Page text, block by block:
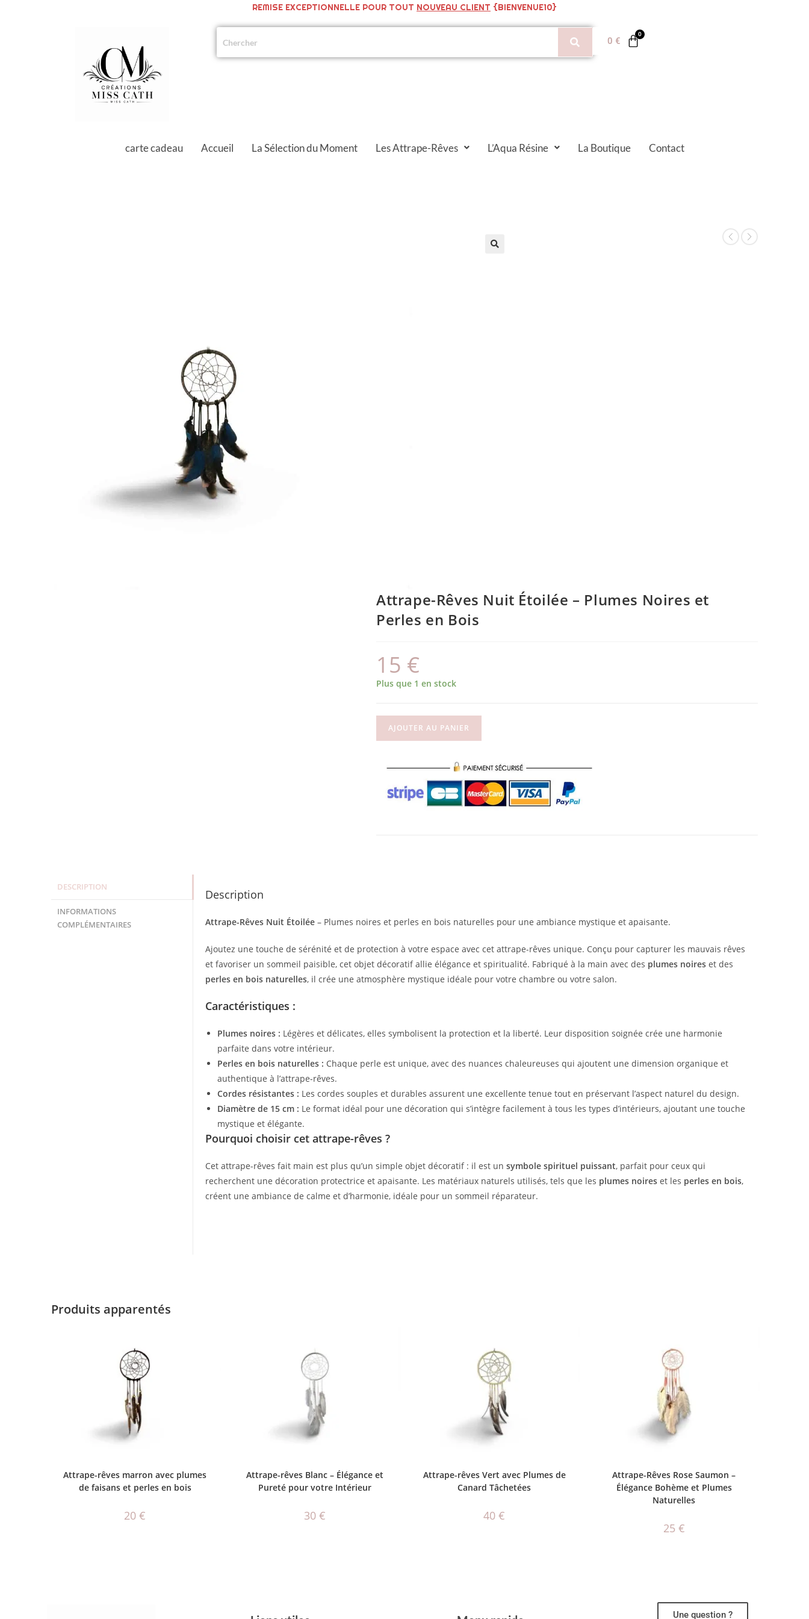
REMISE EXCEPTIONNELLE POUR TOUT NOUVEAU CLIENT {BIENVENUE10}
0 €
carte cadeau Accueil La Sélection du Moment Les Attrape-Rêves L’Aqua Résine La Boutique Contact
Attrape-Rêves Nuit Étoilée – Plumes Noires et
Perles en Bois
15 €
Plus que 1 en stock
AJOUTER AU PANIER
DESCRIPTION
INFORMATIONS
COMPLÉMENTAIRES
Description
Attrape-Rêves Nuit Étoilée– Plumes noires et perles en bois naturelles pour une ambiance mystique et apaisante.
Ajoutez une touche de sérénité et de protection à votre espace avec cet attrape-rêves unique. Conçu pour capturer les mauvais rêves
et favoriser un sommeil paisible, cet objet décoratif allie élégance et spiritualité. Fabriqué à la main avec des plumes noireset des
perles en bois naturelles, il crée une atmosphère mystique idéale pour votre chambre ou votre salon.
Caractéristiques :
Plumes noires : Légères et délicates, elles symbolisent la protection et la liberté. Leur disposition soignée crée une harmonie
parfaite dans votre intérieur.
Perles en bois naturelles : Chaque perle est unique, avec des nuances chaleureuses qui ajoutent une dimension organique et
authentique à l’attrape-rêves.
Cordes résistantes : Les cordes souples et durables assurent une excellente tenue tout en préservant l’aspect naturel du design.
Diamètre de 15 cm : Le format idéal pour une décoration qui s’intègre facilement à tous les types d’intérieurs, ajoutant une touche
mystique et élégante.
Pourquoi choisir cet attrape-rêves ?
Cet attrape-rêves fait main est plus qu’un simple objet décoratif : il est un symbole spirituel puissant, parfait pour ceux qui
recherchent une décoration protectrice et apaisante. Les matériaux naturels utilisés, tels que les plumes noireset les perles en bois,
créent une ambiance de calme et d’harmonie, idéale pour un sommeil réparateur.
Produits apparentés
Attrape-rêves marron avec plumes
de faisans et perles en bois
20€
AJOUTER AU PANIER
Attrape-rêves Blanc – Élégance et
Pureté pour votre Intérieur
30 €
Attrape-rêves Vert avec Plumes de
Canard Tâchetées
40€
Attrape-Rêves Rose Saumon –
Élégance Bohème et Plumes
Naturelles
25 €
Une question ?